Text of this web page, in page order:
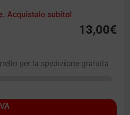
Acquistalo subito!
13,00€
per la spedizione gratuita